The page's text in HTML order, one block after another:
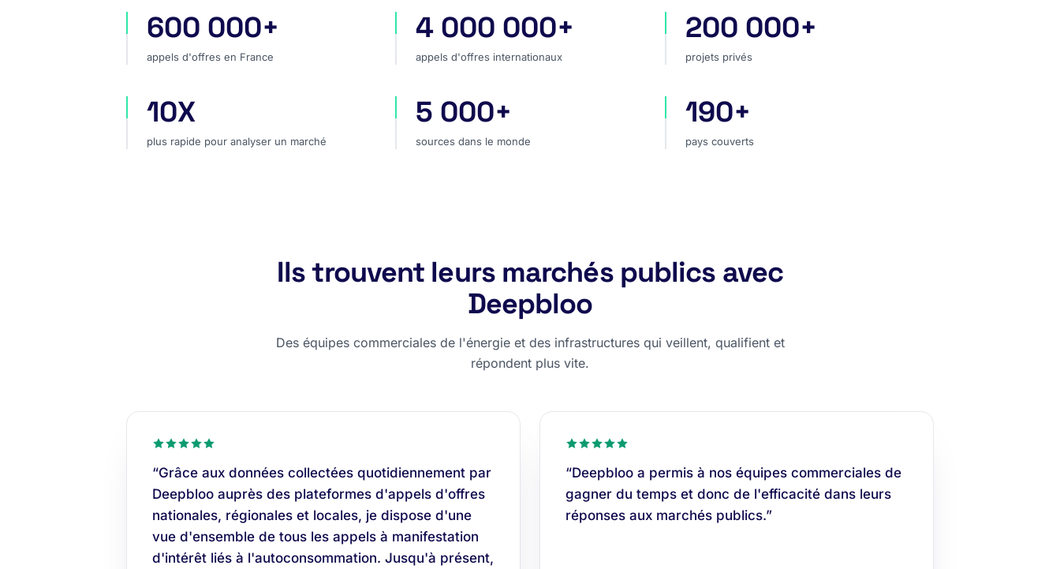
appels d'offres en France
600 000+
appels d'offres en France
appels d'offres internationaux
4 000 000+
appels d'offres internationaux
projets privés
200 000+
projets privés
plus rapide pour analyser un marché
10X
plus rapide pour analyser un marché
sources dans le monde
5 000+
sources dans le monde
pays couverts
190+
pays couverts
Ils trouvent leurs marchés publics avec
Deepbloo
Des équipes commerciales de l'énergie et des infrastructures qui veillent, qualifient et
répondent plus vite.
“Grâce aux données collectées quotidiennement par
Deepbloo auprès des plateformes d'appels d'offres
nationales, régionales et locales, je dispose d'une
vue d'ensemble de tous les appels à manifestation
d'intérêt liés à l'autoconsommation. Jusqu'à présent,
“Deepbloo a permis à nos équipes commerciales de
gagner du temps et donc de l'efficacité dans leurs
réponses aux marchés publics.”